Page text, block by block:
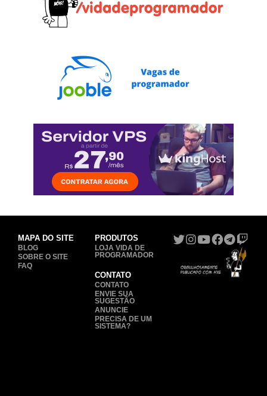
MAPA DO SITE
BLOG
SOBRE O SITE
FAQ
PRODUTOS
LOJA VIDA DE
PROGRAMADOR
CONTATO
CONTATO
ENVIE SUA
SUGESTÃO
ANUNCIE
PRECISA DE UM
SISTEMA?